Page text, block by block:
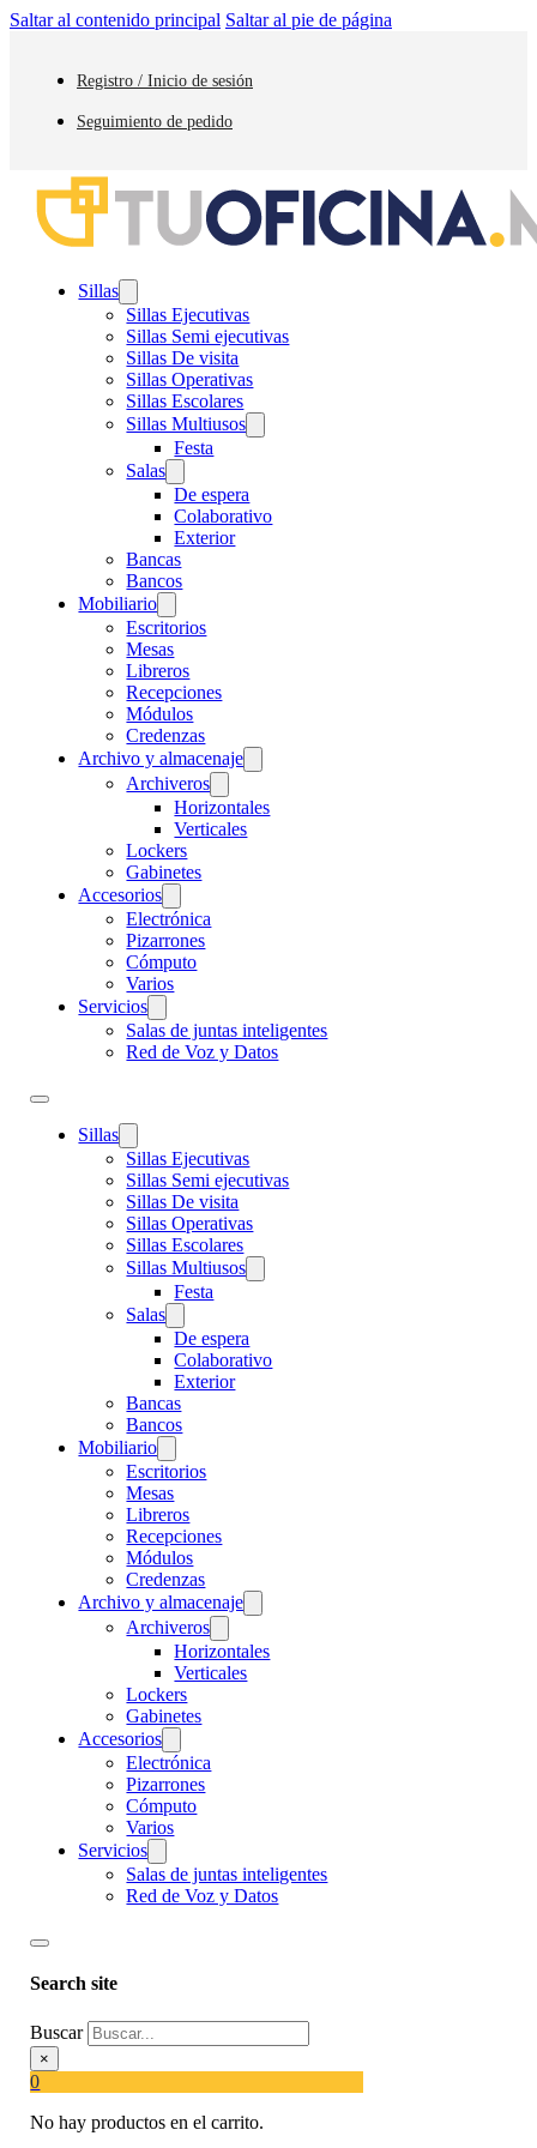
Saltar al contenido principal Saltar al pie de página
Registro / Inicio de sesión
Seguimiento de pedido
Sillas
Sillas Ejecutivas
Sillas Semi ejecutivas
Sillas De visita
Sillas Operativas
Sillas Escolares
Sillas Multiusos
Festa
Salas
De espera
Colaborativo
Exterior
Bancas
Bancos
Mobiliario
Escritorios
Mesas
Libreros
Recepciones
Módulos
Credenzas
Archivo y almacenaje
Archiveros
Horizontales
Verticales
Lockers
Gabinetes
Accesorios
Electrónica
Pizarrones
Cómputo
Varios
Servicios
Salas de juntas inteligentes
Red de Voz y Datos
Sillas
Sillas Ejecutivas
Sillas Semi ejecutivas
Sillas De visita
Sillas Operativas
Sillas Escolares
Sillas Multiusos
Festa
Salas
De espera
Colaborativo
Exterior
Bancas
Bancos
Mobiliario
Escritorios
Mesas
Libreros
Recepciones
Módulos
Credenzas
Archivo y almacenaje
Archiveros
Horizontales
Verticales
Lockers
Gabinetes
Accesorios
Electrónica
Pizarrones
Cómputo
Varios
Servicios
Salas de juntas inteligentes
Red de Voz y Datos
Search site
Buscar
×
0
No hay productos en el carrito.